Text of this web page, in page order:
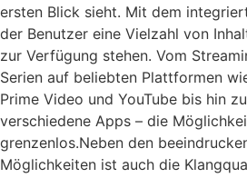
ersten Blick sieht. Mit dem
der Benutzer eine Vielzahl von
zur Verfügung stehen. Vom
Serien auf beliebten Plattformen
Prime Video und YouTube bis hin
verschiedene Apps – die
grenzenlos.Neben den
Möglichkeiten ist auch die